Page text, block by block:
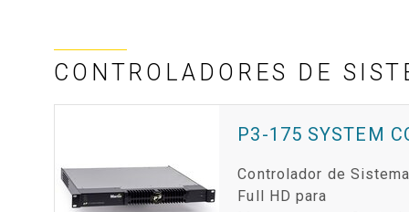
CONTROLADORES DE
P3-175 SYSTEM
Controlador de Sistema
Full HD para